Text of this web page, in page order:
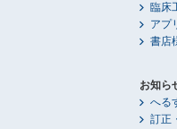
臨床
アプ
書店
お知ら
へる
訂正